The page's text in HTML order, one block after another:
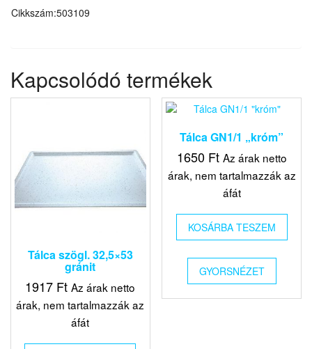
Cikkszám:503109
Kapcsolódó termékek
Tálca szögl. 32,5×53
gránit
1917 Ft Az árak netto
árak, nem tartalmazzák az
áfát
Tálca GN1/1 „króm”
1650 Ft Az árak netto
árak, nem tartalmazzák az
áfát
KOSÁRBA TESZEM
GYORSNÉZET